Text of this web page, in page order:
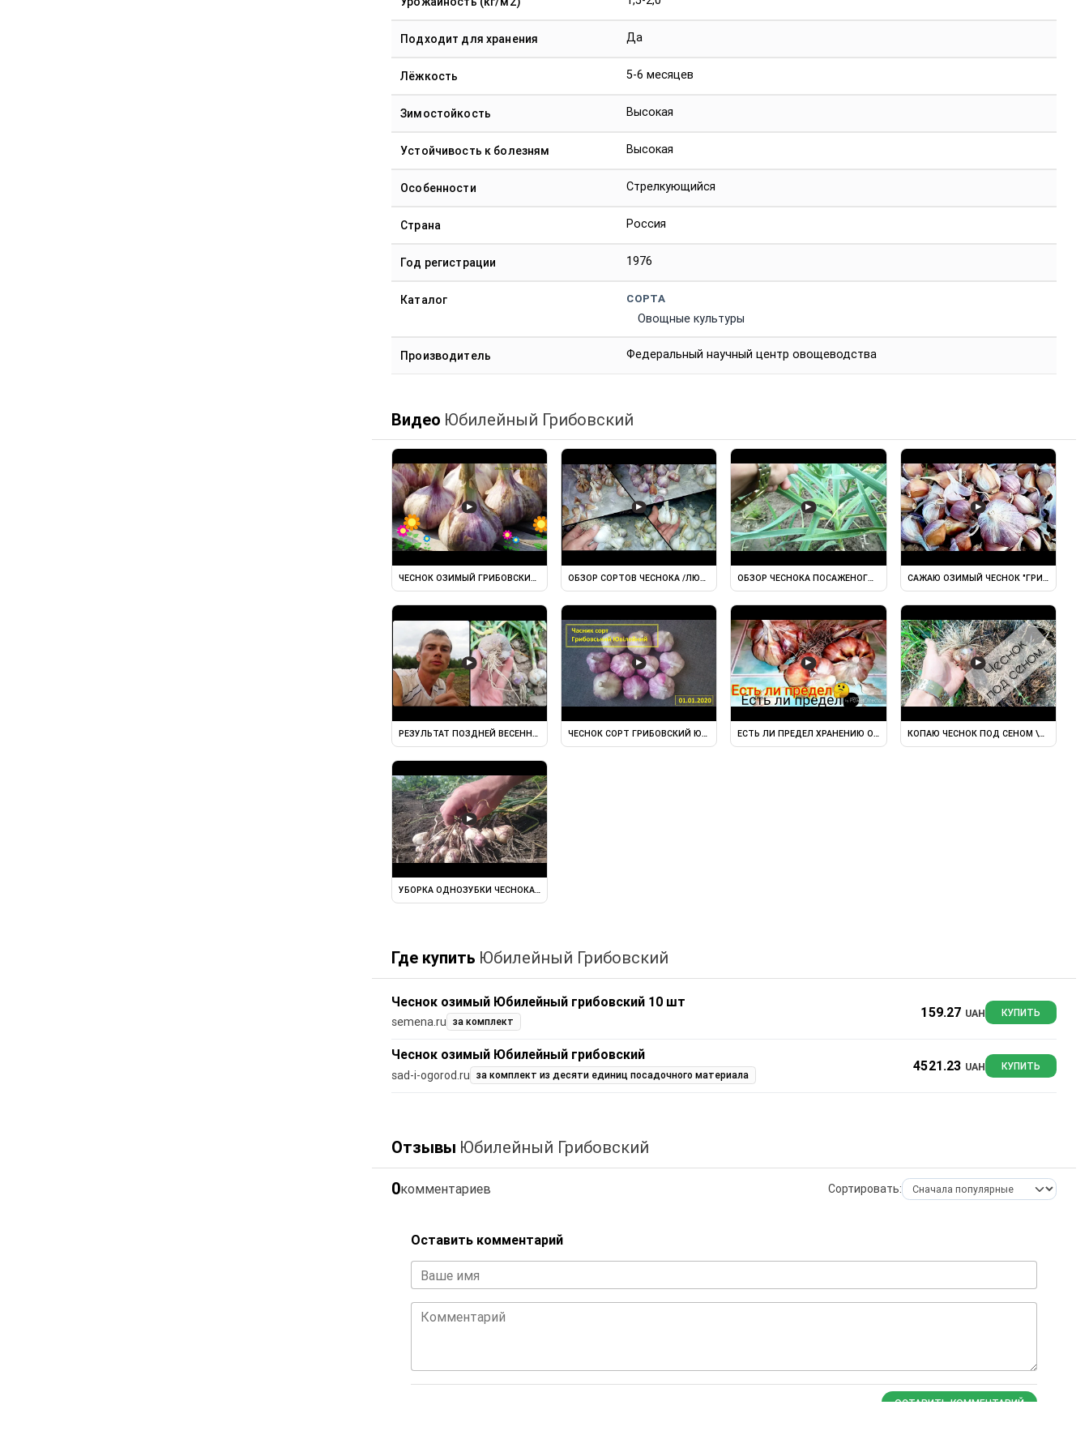
Подходит для хранения Да
Лёжкость 5-6 месяцев
Зимостойкость Высокая
Устойчивость к болезням Высокая
Особенности Стрелкующийся
Страна Россия
Год регистрации 1976
Каталог СОРТА
Овощные культуры
Производитель Федеральный научный центр овощеводства
Видео Юбилейный Грибовский
▶
ЧЕСНОК ОЗИМЫЙ ГРИБОВСКИЙ ЮБИЛЕЙНЫЙ. КРАТКИЙ ОБЗОР ...
▶
ОБЗОР СОРТОВ ЧЕСНОКА /ЛЮБАША/ГРИБОВСКИЙ ЮБИЛЕЙНЫЙ ...
▶
ОБЗОР ЧЕСНОКА ПОСАЖЕНОГО 15 МАЯ \\СОРТ"ГРИБОВСКИЙ ...
▶
САЖАЮ ОЗИМЫЙ ЧЕСНОК "ГРИБОВСКИЙ
▶
РЕЗУЛЬТАТ ПОЗДНЕЙ ВЕСЕННЕЙ ПОСАДКИ ОЗИМОГО ЧЕСНОКА //СОРТ ...
▶
ЧЕСНОК СОРТ ГРИБОВСКИЙ ЮБИЛЕЙНЫЙ - ПЕРВОЕ ЯНВАРЯ
▶
ЕСТЬ ЛИ ПРЕДЕЛ ХРАНЕНИЮ ОЗИМОГО ЧЕСНОКА "ГРИБОВСКИЙ ...
▶
КОПАЮ ЧЕСНОК ПОД СЕНОМ \СОРТ
▶
УБОРКА ОДНОЗУБКИ ЧЕСНОКА ГРИБОВСКИЙ ЮБИЛЕЙНЫЙ 24/06 ...
Где купить Юбилейный Грибовский
Чеснок озимый Юбилейный грибовский 10 шт
semena.ru за комплект
159.27 UAH КУПИТЬ
Чеснок озимый Юбилейный грибовский
sad-i-ogorod.ru за комплект из десяти единиц посадочного материала
4521.23 UAH КУПИТЬ
Отзывы Юбилейный Грибовский
0комментариев Сортировать:
Оставить комментарий
Ваше имя
Комментарий
ОСТАВИТЬ КОММЕНТАРИЙ